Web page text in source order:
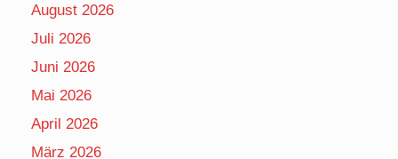
August 2026
Juli 2026
Juni 2026
Mai 2026
April 2026
März 2026